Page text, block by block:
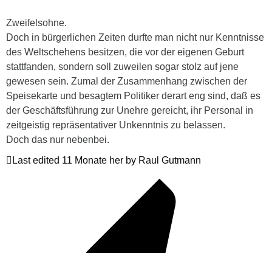
Zweifelsohne.
Doch in bürgerlichen Zeiten durfte man nicht nur Kenntnisse
des Weltschehens besitzen, die vor der eigenen Geburt
stattfanden, sondern soll zuweilen sogar stolz auf jene
gewesen sein. Zumal der Zusammenhang zwischen der
Speisekarte und besagtem Politiker derart eng sind, daß es
der Geschäftsführung zur Unehre gereicht, ihr Personal in
zeitgeistig repräsentativer Unkenntnis zu belassen.
Doch das nur nebenbei.
Last edited 11 Monate her by Raul Gutmann